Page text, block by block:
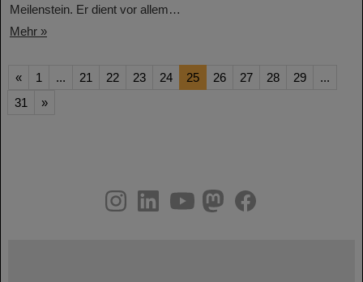
Meilenstein. Er dient vor allem…
Mehr »
« 1 ... 21 22 23 24 25 26 27 28 29
...
31
»
youtube
helmholtz.social
facebook